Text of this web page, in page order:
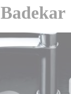
Badekar